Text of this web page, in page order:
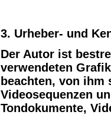
3. Urheber- und
Der Autor ist
verwendeten
beachten, von ihm
Videosequenzen
Tondokumente,